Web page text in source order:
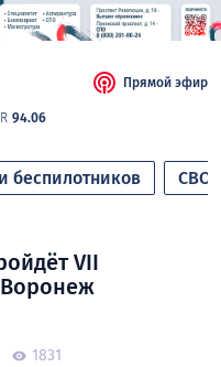
94.06
Прямой эфир
беспилотников СВО
VII
1831